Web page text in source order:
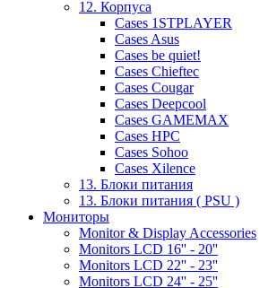
12. Корпуса
Cases 1STPLAYER
Cases Asus
Cases be quiet!
Cases Chieftec
Cases Cougar
Cases Deepcool
Cases GAMEMAX
Cases HPC
Cases Sohoo
Cases Xilence
13. Блоки питания
13. Блоки питания ( PSU )
Мониторы
Monitor & Display Accessories
Monitors LCD 16'' - 20''
Monitors LCD 22'' - 23''
Monitors LCD 24'' - 25''